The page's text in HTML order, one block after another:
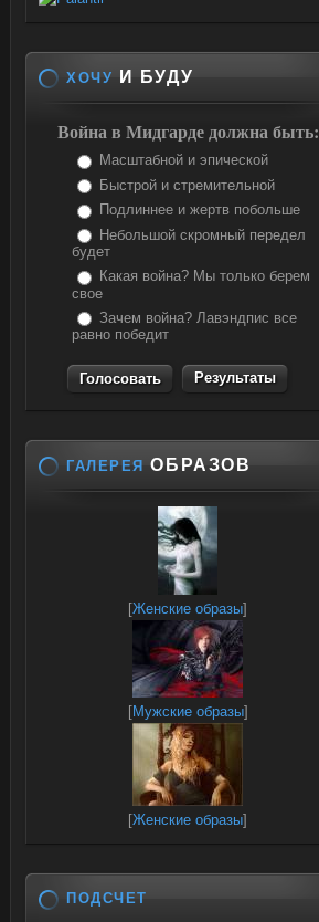
ХОЧУ И БУДУ
Война в Мидгарде должна быть:
Масштабной и эпической
Быстрой и стремительной
Подлиннее и жертв побольше
Небольшой скромный передел
будет
Какая война? Мы только берем
свое
Зачем война? Лавэндпис все
равно победит
Результаты
ГАЛЕРЕЯ ОБРАЗОВ
[Женские образы]
[Мужские образы]
[Женские образы]
ПОДСЧЕТ